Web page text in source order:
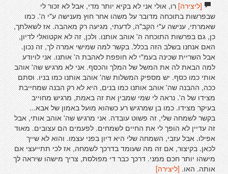
[ליצירה]רו, אולי אני לא בקיא יותר מדי, אבל לא זכור לי
שבפרשות בתוכחה מדובר על משהו אחר חוץ מענישה ע"י ה'. כמו
שאמרתי, ענישה ע"י הקב"ה, לדעתי, מגיעה רק מאהבה. אז לשאלתך,
כן, גם בפרשות התוכחה ה' אוהב אותנו. ולכן, זה לא אקטואלי לדיון,
האם אנחנו בשלב הזה בכלל. בקשר למה שמישי אמרה לך, זה נכון.
אבל השריית שכינה בעמ"י לא חופפת לאהבת ה' אותנו. אני לויודע
למה הבאת לה את המשל של המלך והכסף. אני לא מרגיש שה' אוהב
אותי כמו כסף. יש מספיק המשלות שה' אוהב אותנו כמו בניו. וסתם
ככה, ההבנה שה' אוהב אותנו כמו בנים, היא לא רק הבנה שמחייבת
מצידו של ה'. נראה לי שמי שמבין את זה באמת, מרגיש מחוייב
בעיקר מצידו. כמו בן שמרגיש רע כשהוא מועל באמון של אבא...
בקשר לשמחה שלי, זה פשוט עובדה. אני מרגיש שה' אוהב אותי, אבל
זה עדיין לא הופך לי את החיים לשמחים. לפעמים הם עצובים. מאוד
אפילו. אבל עזבי, השמחה שלי היא דיון בפני עצמו. והוא לא שייך
לכאן. בקיצור, אם זה מה שעומד בדרכך לשמחה, אז לכי תתייעצי אם
מישהו יותר חכם ממני. דרכך כבר די מפולסת, צריך מישהו שיראה לך
אותה. האו. [ליצירה]